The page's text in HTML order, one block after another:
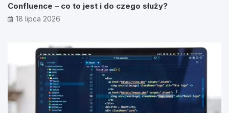
Confluence – co to jest i do czego służy?
18 lipca 2026